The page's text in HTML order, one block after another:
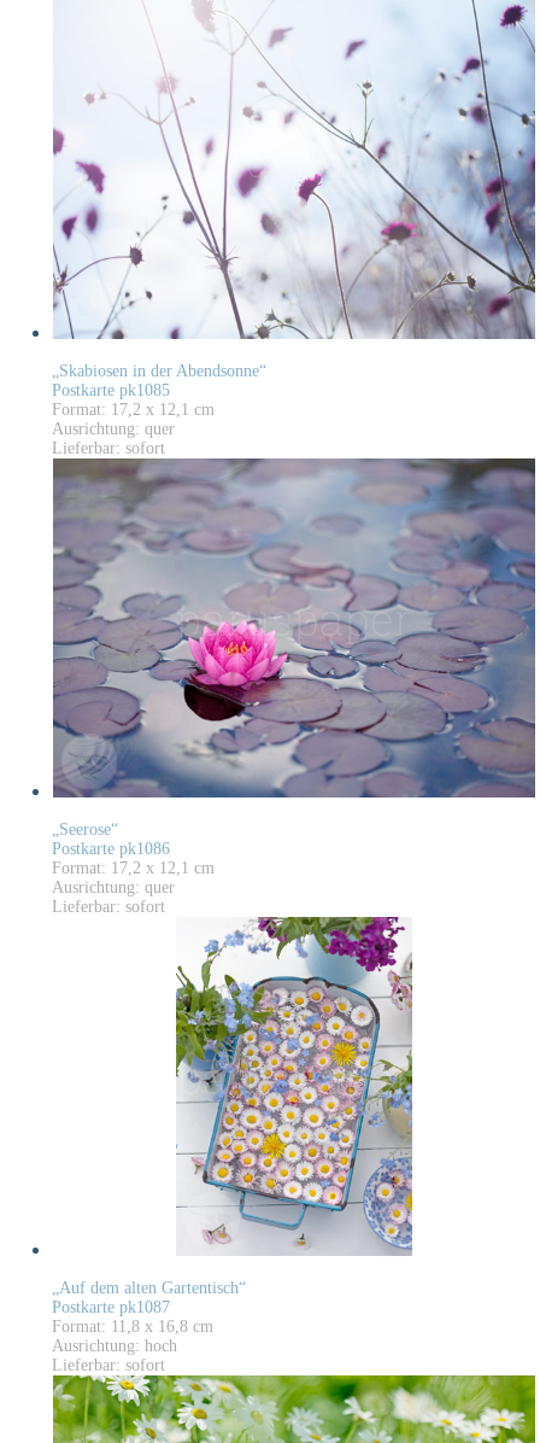
„Skabiosen in der Abendsonne“
Postkarte pk1085
Format: 17,2 x 12,1 cm
Ausrichtung: quer
Lieferbar: sofort
„Seerose“
Postkarte pk1086
Format: 17,2 x 12,1 cm
Ausrichtung: quer
Lieferbar: sofort
„Auf dem alten Gartentisch“
Postkarte pk1087
Format: 11,8 x 16,8 cm
Ausrichtung: hoch
Lieferbar: sofort